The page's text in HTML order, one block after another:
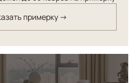
примерку →